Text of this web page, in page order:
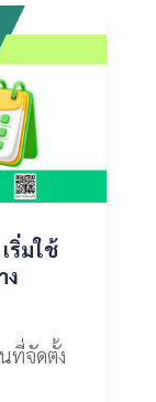
ริ่มใช้
ง
ที่จัดตั้ง